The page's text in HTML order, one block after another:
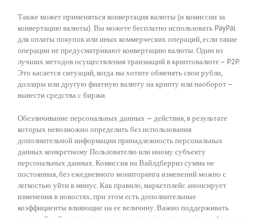
Также может применяться конвертация валюты (и комиссии за
конвертацию валюты). Вы можете бесплатно использовать PayPal
для оплаты покупок или иных коммерческих операций, если такие
операции не предусматривают конвертацию валюты. Один из
лучших методов осуществления транзакций в криптовалюте – P2P.
Это касается ситуаций, когда вы хотите обменять свои рубли,
доллары или другую фиатную валюту на крипту или наоборот –
вывести средства с биржи.
Обезличивание персональных данных — действия, в результате
которых невозможно определить без использования
дополнительной информации принадлежность персональных
данных конкретному Пользователю или иному субъекту
персональных данных. Комиссия на Вайлдберриз сумма не
постоянная, без ежедневного мониторинга изменений можно с
легкостью уйти в минус. Как правило, маркетплейс анонсирует
изменения в новостях, при этом есть дополнительные
коэффициенты влияющие на ее величину. Важно поддерживать